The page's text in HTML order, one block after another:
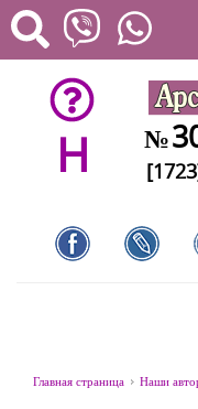
H №
Главная страница Наши